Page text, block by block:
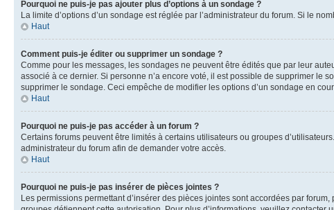
Pourquoi ne puis-je pas ajouter plus d’options à un sondage ?
La limite d’options d’un sondage est réglée par l’administrateur du forum. Si le
Haut
Comment puis-je éditer ou supprimer un sondage ?
Comme pour les messages, les sondages ne peuvent être édités que par leur
associé à ce dernier. Si personne n’a encore voté, il est possible de supprimer le
supprimer le sondage. Ceci empêche de modifier les options d’un sondage en
Haut
Pourquoi ne puis-je pas accéder à un forum ?
Certains forums peuvent être limités à certains utilisateurs ou groupes
administrateur du forum afin de demander votre accès.
Haut
Pourquoi ne puis-je pas insérer de pièces jointes ?
Les permissions permettant d’insérer des pièces jointes sont accordées par